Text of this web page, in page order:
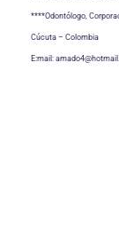
****Odontólogo,
Cúcuta – Colombia
E:mail: